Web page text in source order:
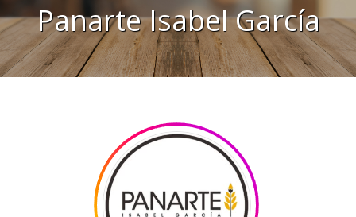
Panarte Isabel García